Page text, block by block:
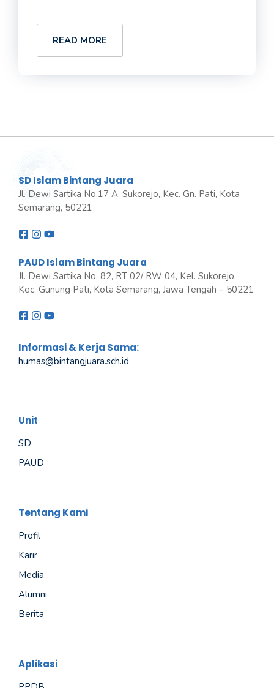
READ MORE
SD Islam Bintang Juara
Jl. Dewi Sartika No.17 A, Sukorejo, Kec. Gn. Pati, Kota
Semarang, 50221
PAUD Islam Bintang Juara
Jl. Dewi Sartika No. 82, RT 02/ RW 04, Kel. Sukorejo,
Kec. Gunung Pati, Kota Semarang, Jawa Tengah – 50221
Informasi & Kerja Sama:
humas@bintangjuara.sch.id
Unit
SD
PAUD
Tentang Kami
Profil
Karir
Media
Alumni
Berita
Aplikasi